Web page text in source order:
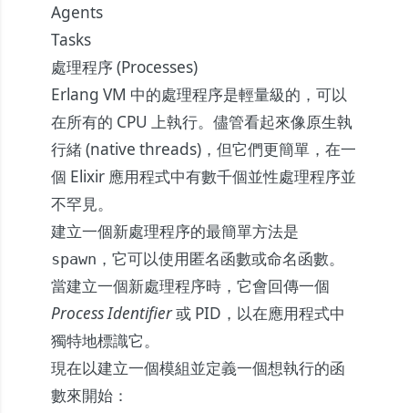
Agents
Tasks
處理程序 (Processes)
Erlang VM 中的處理程序是輕量級的，可以
在所有的 CPU 上執行。儘管看起來像原生執
行緒 (native threads)，但它們更簡單，在一
個 Elixir 應用程式中有數千個並性處理程序並
不罕見。
建立一個新處理程序的最簡單方法是
spawn ，它可以使用匿名函數或命名函數。
當建立一個新處理程序時，它會回傳一個
Process Identifier或 PID，以在應用程式中
獨特地標識它。
現在以建立一個模組並定義一個想執行的函
數來開始：